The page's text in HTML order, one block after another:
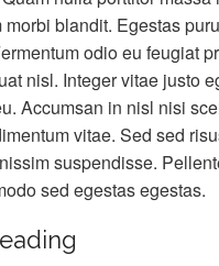
blandit. Egestas
odio eu feugiat
nisl. Integer vitae justo
Accumsan in nisl nisi
vitae. Sed sed
suspendisse.
sed egestas egestas.